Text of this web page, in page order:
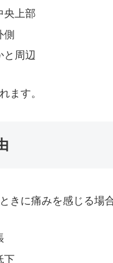
央上部
側
と周辺
ます。
きに痛みを感じる場
下